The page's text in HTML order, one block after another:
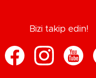
Bizi takip edin!